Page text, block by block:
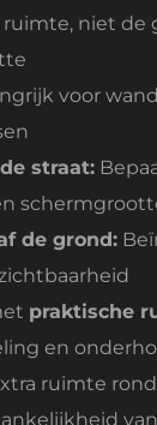
niet de
voor
straat:
de grond:
praktische
en
ruimte